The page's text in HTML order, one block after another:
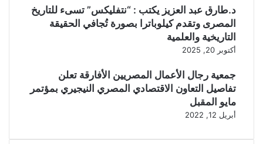
د.طارق عبد العزيز يكتب : “نتفليكس” تسىء للتاريخ
المصرى وتقدم كيلوباترا بصورة تُجافي الحقيقة
التاريخية والعلمية
أكتوبر 20, 2025
جمعية رجال الأعمال المصريين الأفارقة تعلن
تفاصيل التعاون الاقتصادي المصري النيجيري بمؤتمر
مايو المقبل
أبريل 12, 2022